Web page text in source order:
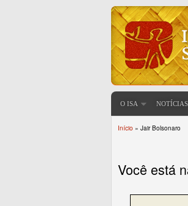
O ISA NOTÍCIAS
Início » Jair Bolsonaro
Você está